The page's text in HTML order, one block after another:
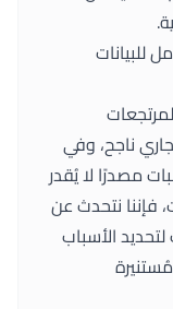
للبيانات
ناجح، وفي
مصدرًا لا يُقدر
فإننا نتحدث عن
الأسباب